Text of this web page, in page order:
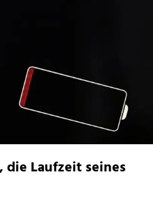
die Laufzeit seines